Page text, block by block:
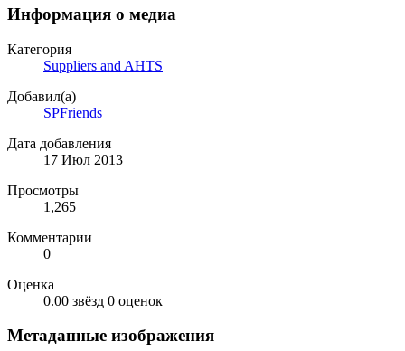
Информация о медиа
Категория
Suppliers and AHTS
Добавил(а)
SPFriends
Дата добавления
17 Июл 2013
Просмотры
1,265
Комментарии
0
Оценка
0.00 звёзд 0 оценок
Метаданные изображения